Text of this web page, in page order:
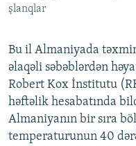
şlanqlar
Bu il Almaniyada
əlaqəli səbəblərdən
Robert Kox İnstitutu
həftəlik hesabatında
Almaniyanın bir sıra
temperaturunun 40